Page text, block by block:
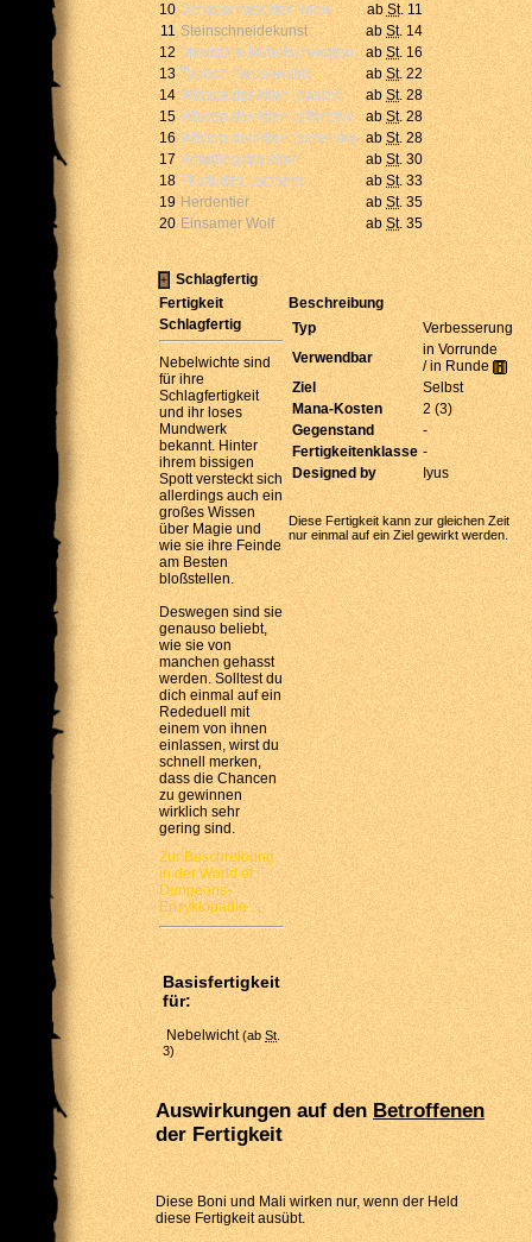
10 Schabernack der Nebel abSt. 11
11 Steinschneidekunst abSt. 14
12 Mystische Nebelschwaden abSt. 16
13 Typisch Nebelwicht! abSt. 22
14 Wissen der Alten (passiv) ab St. 28
15 Wissen der Alten (offensiv) abSt. 28
16 Wissen der Alten (defensiv) abSt. 28
17 Anrufung der Alten ab St. 30
18 Fluch des Lachens ab St. 33
19 Herdentier ab St. 35
20 Einsamer Wolf ab St. 35
Schlagfertig
Fertigkeit
Beschreibung
Schlagfertig
Nebelwichte sind
für ihre
Schlagfertigkeit
und ihr loses
Mundwerk
bekannt. Hinter
ihrem bissigen
Spott versteckt sich
allerdings auch ein
großes Wissen
über Magie und
wie sie ihre Feinde
am Besten
bloßstellen.
Deswegen sind sie
genauso beliebt,
wie sie von
manchen gehasst
werden. Solltest du
dich einmal auf ein
Rededuell mit
einem von ihnen
einlassen, wirst du
schnell merken,
dass die Chancen
zu gewinnen
wirklich sehr
gering sind.
Zur Beschreibung
in der World of
Dungeons-
Enzyklopädie ...
Basisfertigkeit
für:
Nebelwicht(abSt
3)
Typ
Verbesserung
Verwendbar
in Vorrunde
/ in Runde
Ziel
Selbst
Mana-Kosten
2 (3)
Gegenstand
-
Fertigkeitenklasse -
Designed by
Iyus
Diese Fertigkeit kann zur gleichen Zeit
nur einmal auf ein Ziel gewirkt werden.
Auswirkungen auf den Betroffenen
der Fertigkeit
Diese Boni und Mali wirken nur, wenn der Held
diese Fertigkeit ausübt.